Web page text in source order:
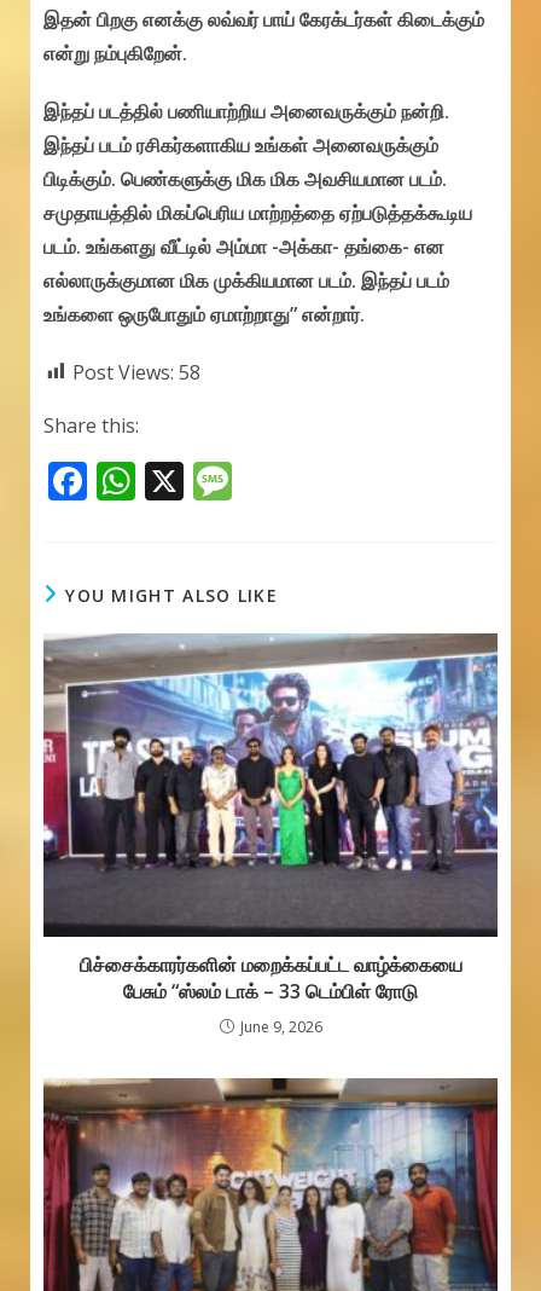
இதன் பிறகு எனக்கு லவ்வர் பாய் கேரக்டர்கள் கிடைக்கும்
என்று நம்புகிறேன்.
இந்தப் படத்தில் பணியாற்றிய அனைவருக்கும் நன்றி.
இந்தப் படம் ரசிகர்களாகிய உங்கள் அனைவருக்கும்
பிடிக்கும். பெண்களுக்கு மிக மிக அவசியமான படம்.
சமுதாயத்தில் மிகப்பெரிய மாற்றத்தை ஏற்படுத்தக்கூடிய
படம். உங்களது வீட்டில் அம்மா -அக்கா- தங்கை- என
எல்லாருக்குமான மிக முக்கியமான படம். இந்தப் படம்
உங்களை ஒருபோதும் ஏமாற்றாது” என்றார்.
Post Views: 58
Share this:
F
b
o
o
k
W
s
A
p
p
X M
a
g
e
YOU MIGHT ALSO LIKE
பிச்சைக்காரர்களின் மறைக்கப்பட்ட வாழ்க்கையை
பேசும் “ஸ்லம் டாக் – 33 டெம்பிள் ரோடு
June 9, 2026